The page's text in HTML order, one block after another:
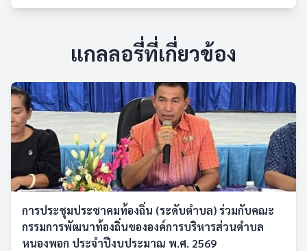
แกลลอรี่ที่เกี่ยวข้อง
การประชุมประชาคมท้องถิ่น (ระดับตำบล) ร่วมกับคณะ
กรรมการพัฒนาท้องถิ่นขององค์การบริหารส่วนตำบล
หนองพอก ประจำปีงบประมาณ พ.ศ. 2569